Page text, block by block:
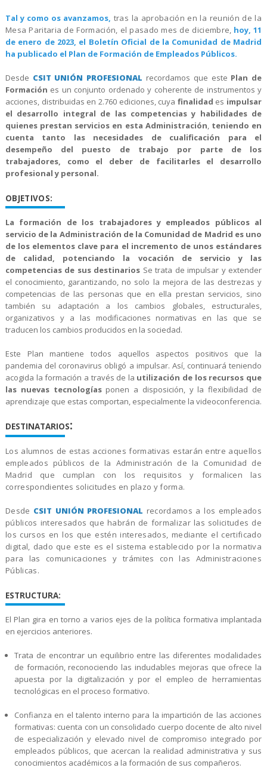
Tal y como os avanzamos, tras la aprobación en la reunión de la
Mesa Paritaria de Formación, el pasado mes de diciembre, hoy, 11
de enero de 2023, el Boletín Oficial de la Comunidad de Madrid
ha publicado el Plan de Formación de Empleados Públicos.
Desde CSIT UNIÓN PROFESIONAL recordamos que este Plan de
Formación es un conjunto ordenado y coherente de instrumentos y
acciones, distribuidas en 2.760 ediciones, cuya finalidad es impulsar
el desarrollo integral de las competencias y habilidades de
quienes prestan servicios en esta Administración, teniendo en
cuenta tanto las necesidades de cualificación para el
desempeño del puesto de trabajo por parte de los
trabajadores, como el deber de facilitarles el desarrollo
profesional y personal.
OBJETIVOS:
La formación de los trabajadores y empleados públicos al
servicio de la Administración de la Comunidad de Madrid es uno
de los elementos clave para el incremento de unos estándares
de calidad, potenciando la vocación de servicio y las
competencias de sus destinarios Se trata de impulsar y extender
el conocimiento, garantizando, no solo la mejora de las destrezas y
competencias de las personas que en ella prestan servicios, sino
también su adaptación a los cambios globales, estructurales,
organizativos y a las modificaciones normativas en las que se
traducen los cambios producidos en la sociedad.
Este Plan mantiene todos aquellos aspectos positivos que la
pandemia del coronavirus obligó a impulsar. Así, continuará teniendo
acogida la formación a través de la utilización de los recursos que
las nuevas tecnologíasponen a disposición, y la flexibilidad de
aprendizaje que estas comportan, especialmente la videoconferencia.
DESTINATARIOS:
Los alumnos de estas acciones formativas estarán entre aquellos
empleados públicos de la Administración de la Comunidad de
Madrid que cumplan con los requisitos y formalicen las
correspondientes solicitudes en plazo y forma.
Desde CSIT UNIÓN PROFESIONAL recordamos a los empleados
públicos interesados que habrán de formalizar las solicitudes de
los cursos en los que estén interesados, mediante el certificado
digital, dado que este es el sistema establecido por la normativa
para las comunicaciones y trámites con las Administraciones
Públicas.
ESTRUCTURA:
El Plan gira en torno a varios ejes de la política formativa implantada
en ejercicios anteriores.
Trata de encontrar un equilibrio entre las diferentes modalidades
de formación, reconociendo las indudables mejoras que ofrece la
apuesta por la digitalización y por el empleo de herramientas
tecnológicas en el proceso formativo.
Confianza en el talento interno para la impartición de las acciones
formativas: cuenta con un consolidado cuerpo docente de alto nivel
de especialización y elevado nivel de compromiso integrado por
empleados públicos, que acercan la realidad administrativa y sus
conocimientos académicos a la formación de sus compañeros.